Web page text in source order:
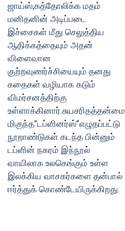
ஜாய்ஸ்,கத்தோலிக்க மதம்
மனிதனின் அடிப்படை
இச்சைகள் மீது செலுத்திய
ஆதிக்கத்தையும் அதன்
விளைவான
குற்றவுணர்ச்சியையும் தனது
கதைகள் வழியாக கடும்
விமர்சனத்திற்கு
உள்ளாக்கினார்.சுயசரிதத்தன்மை
மிகுந்த”டப்ளினர்ஸ்”எழுதப்பட்டு
நூறாண்டுகள் கடந்த பின்னும்
டப்ளின் நகரம் இந்நூல்
வாயிலாக உலகெங்கும் உள்ள
இலக்கிய வாசகர்களை தன்பால்
ஈர்த்துக் கொண்டேயிருக்கிறது.